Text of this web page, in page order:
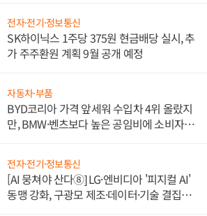
전자·전기·정보통신
SK하이닉스 1주당 375원 현금배당 실시, 추
가 주주환원 계획 9월 공개 예정
자동차·부품
BYD코리아 가격 앞세워 수입차 4위 올랐지
만, BMW·벤츠보다 높은 공임비에 소비자
전자·전기·정보통신
[AI 뭉쳐야 산다⑧] LG·엔비디아 '피지컬 AI'
동맹 강화, 구광모 제조·데이터·기술 결집